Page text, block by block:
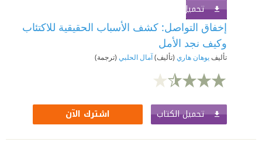
تحميل الكتاب
إخفاق التواصل: كشف الأسباب الحقيقية للاكتئاب
وكيف نجد الأمل
تأليفيوهان هاري (تأليف)آمال الحلبي (ترجمة)
تحميل الكتاب اشترك الآن